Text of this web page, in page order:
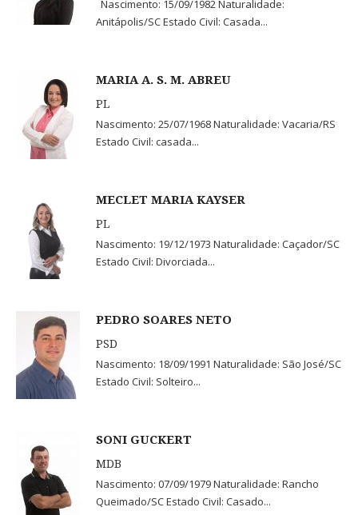
Nascimento: 15/09/1982 Naturalidade:
Anitápolis/SC Estado Civil: Casada...
MARIA A. S. M. ABREU
PL
Nascimento: 25/07/1968 Naturalidade: Vacaria/RS
Estado Civil: casada...
MECLET MARIA KAYSER
PL
Nascimento: 19/12/1973 Naturalidade: Caçador/SC
Estado Civil: Divorciada...
PEDRO SOARES NETO
PSD
Nascimento: 18/09/1991 Naturalidade: São José/SC
Estado Civil: Solteiro...
SONI GUCKERT
MDB
Nascimento: 07/09/1979 Naturalidade: Rancho
Queimado/SC Estado Civil: Casado...